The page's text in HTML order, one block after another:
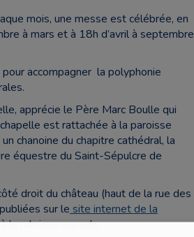
mois, une messe est célébrée, en
à mars et à 18h d’avril à septembre
accompagner la polyphonie
apprécie le Père Marc Boulle qui
est rattachée à la paroisse
chanoine du chapitre cathédral, la
équestre du Saint-Sépulcre de
droit du château (haut de la rue des
sur le site internet de la
la rubrique agenda.